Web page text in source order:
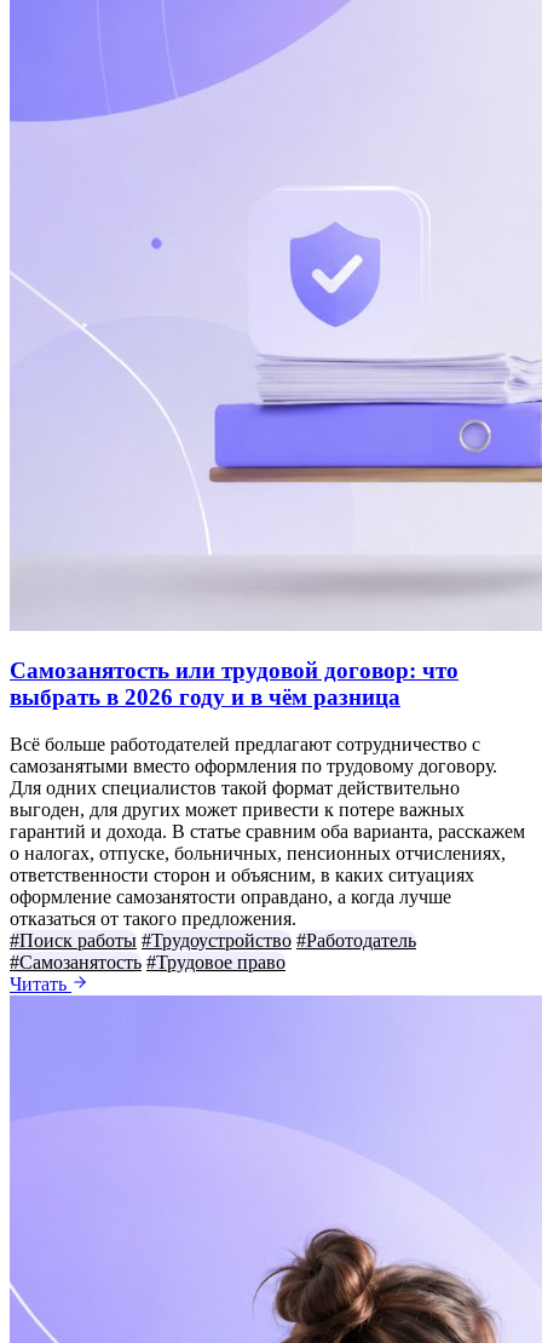
Самозанятость или трудовой договор: что
выбрать в 2026 году и в чём разница
Всё больше работодателей предлагают сотрудничество с
самозанятыми вместо оформления по трудовому договору.
Для одних специалистов такой формат действительно
выгоден, для других может привести к потере важных
гарантий и дохода. В статье сравним оба варианта, расскажем
о налогах, отпуске, больничных, пенсионных отчислениях,
ответственности сторон и объясним, в каких ситуациях
оформление самозанятости оправдано, а когда лучше
отказаться от такого предложения.
#Поиск работы #Трудоустройство #Работодатель
#Самозанятость #Трудовое право
Читать